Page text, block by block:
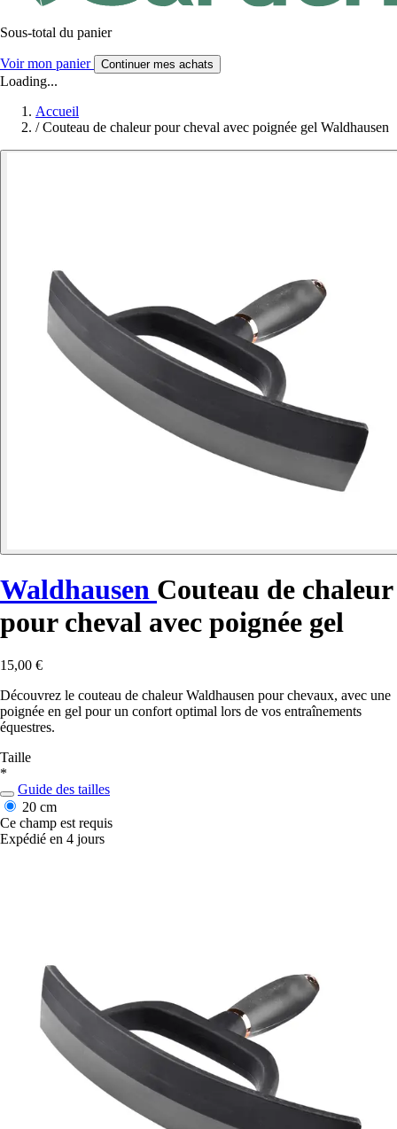
Sous-total du panier
Voir mon panier Continuer mes achats
Loading...
Accueil
/ Couteau de chaleur pour cheval avec poignée gel Waldhausen
Waldhausen Couteau de chaleur
pour cheval avec poignée gel
15,00 €
Découvrez le couteau de chaleur Waldhausen pour chevaux, avec une
poignée en gel pour un confort optimal lors de vos entraînements
équestres.
Taille
*
Guide des tailles
20 cm
Ce champ est requis
Expédié en 4 jours